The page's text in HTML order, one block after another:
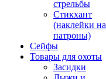
стрельбы
Стикхант
(наклейки на
патроны)
Сейфы
Товары для охоты
Засидки